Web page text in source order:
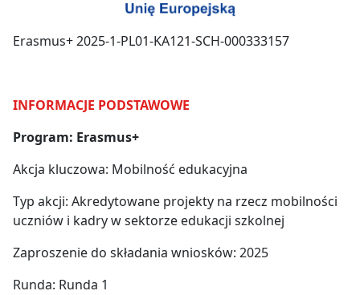
Erasmus+ 2025-1-PL01-KA121-SCH-000333157
INFORMACJE PODSTAWOWE
Program: Erasmus+
Akcja kluczowa: Mobilność edukacyjna
Typ akcji: Akredytowane projekty na rzecz mobilności
uczniów i kadry w sektorze edukacji szkolnej
Zaproszenie do składania wniosków: 2025
Runda: Runda 1